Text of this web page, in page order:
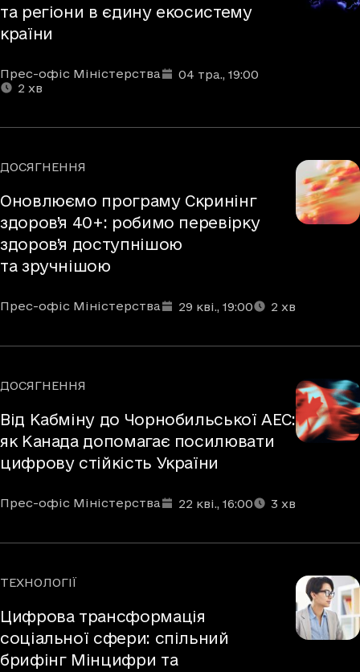
та регіони в єдину екосистему
країни
Автори
Прес-офіс Міністерства
Дата та час публікації: 04 тра., 19:00
Час читання:
2 хв
Рубрики
ДОСЯГНЕННЯ
Оновлюємо програму Скринінг
здоров’я 40+: робимо перевірку
здоров’я доступнішою
та зручнішою
Автори
Прес-офіс Міністерства
Дата та час публікації: 29 кві., 19:00
Час читання: 2 хв
Рубрики
ДОСЯГНЕННЯ
Від Кабміну до Чорнобильської АЕС:
як Канада допомагає посилювати
цифрову стійкість України
Автори
Прес-офіс Міністерства
Дата та час публікації: 22 кві., 16:00
Час читання: 3 хв
Рубрики
ТЕХНОЛОГІЇ
Цифрова трансформація
соціальної сфери: спільний
брифінг Мінцифри та